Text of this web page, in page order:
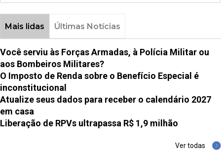
Mais lidas Últimas Notícias
Você serviu às Forças Armadas, à Polícia Militar ou
aos Bombeiros Militares?
O Imposto de Renda sobre o Benefício Especial é
inconstitucional
Atualize seus dados para receber o calendário 2027
em casa
Liberação de RPVs ultrapassa R$ 1,9 milhão
Ver todas